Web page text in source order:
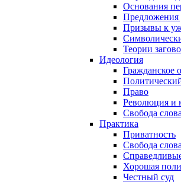
Основания
Предложения
Призывы к
Теории
Идеология
Гражданское
Право
Революция и
Свобода
Практика
Приватность
Свобода
Хорошая
Честный суд